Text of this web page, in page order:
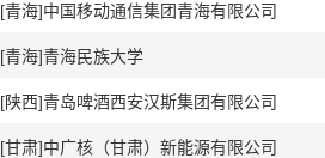
[青海]中国移动通信集团青海有限公司
[青海]青海民族大学
[陕西]青岛啤酒西安汉斯集团有限公司
[甘肃]中广核（甘肃）新能源有限公司